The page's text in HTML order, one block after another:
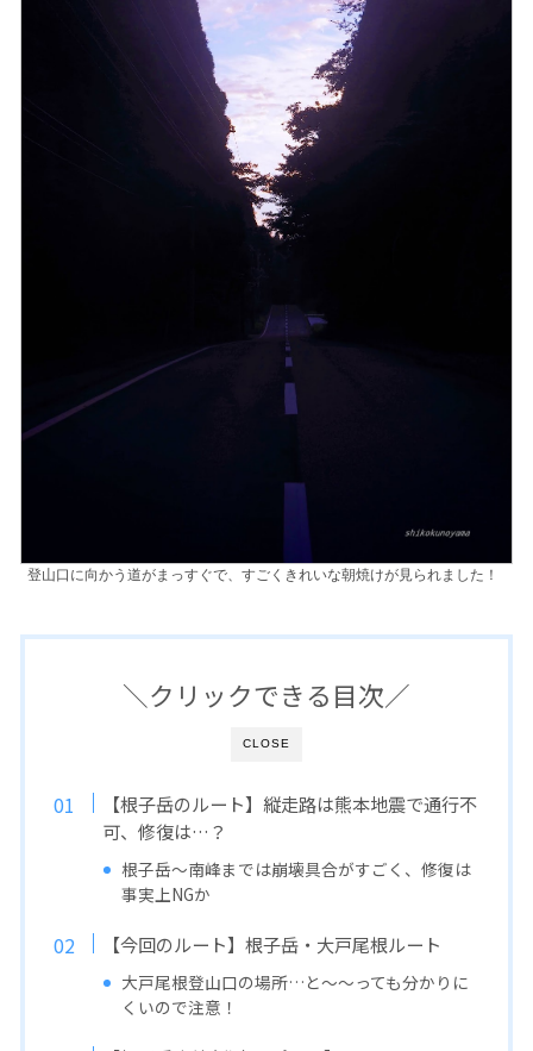
登山口に向かう道がまっすぐで、すごくきれいな朝焼けが見られました！
CLOSE
＼クリックできる目次／
【根子岳のルート】縦走路は熊本地震で通行不
可、修復は…？
根子岳〜南峰までは崩壊具合がすごく、修復は
事実上NGか
【今回のルート】根子岳・大戸尾根ルート
大戸尾根登山口の場所…と〜〜っても分かりに
くいので注意！